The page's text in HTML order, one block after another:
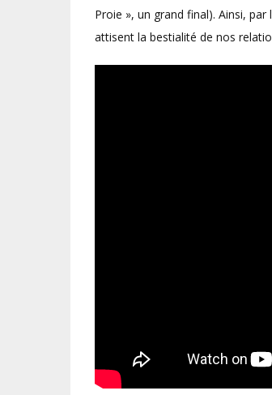
Proie », un grand final). Ainsi,
attisent la bestialité de nos